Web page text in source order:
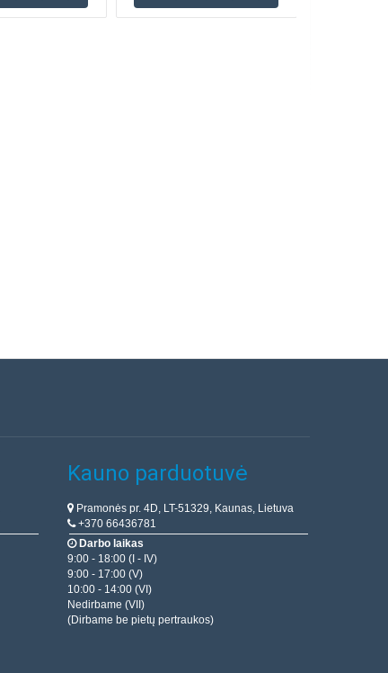
Kauno parduotuvė
Pramonės pr. 4D, LT-51329, Kaunas, Lietuva
+370 66436781
Darbo laikas
9:00 - 18:00 (I - IV)
9:00 - 17:00 (V)
10:00 - 14:00 (VI)
Nedirbame (VII)
(Dirbame be pietų pertraukos)